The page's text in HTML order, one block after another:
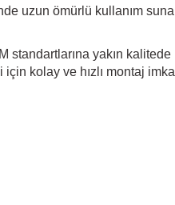
uzun ömürlü kullanım
yakın kalitede
kolay ve hızlı montaj